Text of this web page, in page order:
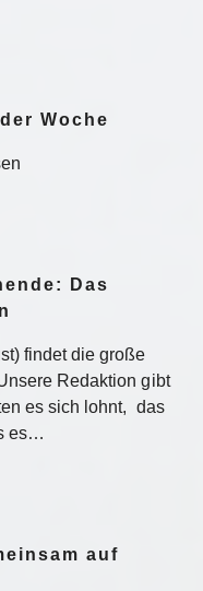
Woche
Das
findet die große
Redaktion gibt
es sich lohnt, das
es…
auf